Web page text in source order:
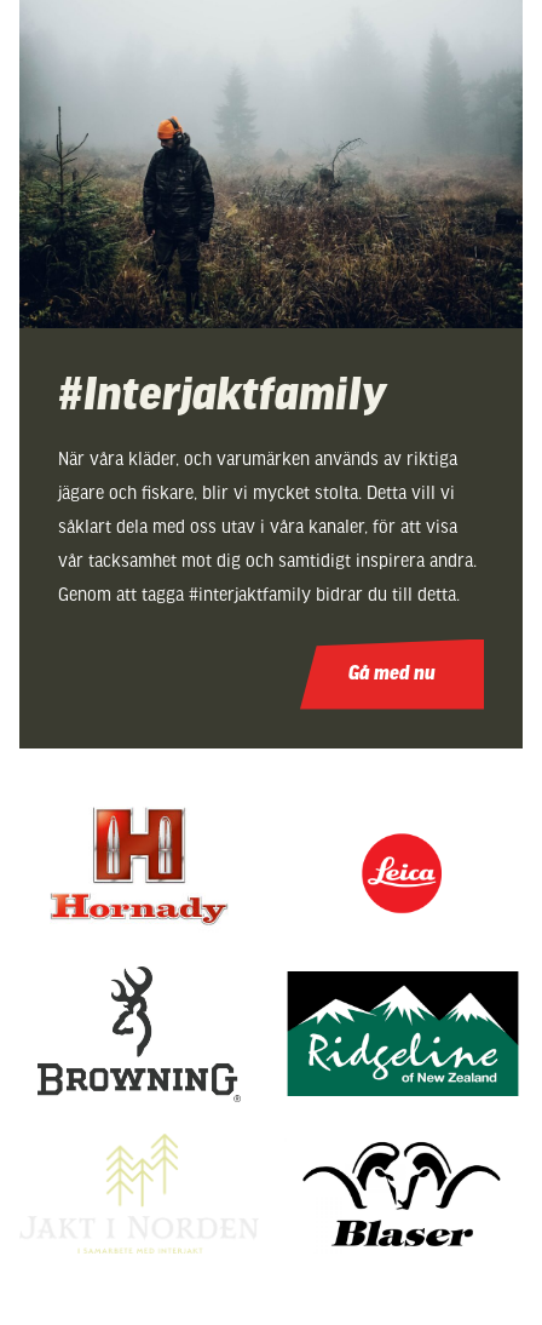
#Interjaktfamily
När våra kläder, och varumärken används av riktiga
jägare och fiskare, blir vi mycket stolta. Detta vill vi
såklart dela med oss utav i våra kanaler, för att visa
vår tacksamhet mot dig och samtidigt inspirera andra.
Genom att tagga #interjaktfamily bidrar du till detta.
Gå med nu